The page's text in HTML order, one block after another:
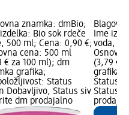
znamka: dmBio;
izdelka: Bio sok rdeče
500 ml; Cena: 0,90 €;
cena: 500 ml
€ za 100 ml); dm
grafika;
Status
Dobavljivo, Status siv
dm prodajalno
Ime
voda,
(3,79 €
grafika;
Status
Status